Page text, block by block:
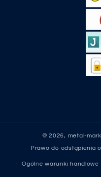
© 2026, metal-
Prawo do odstąpienia
Ogólne warunki handlowe